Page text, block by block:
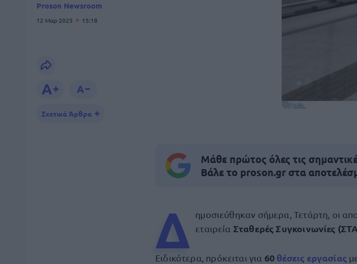
Proson Newsroom
12 Μαρ 2025 15:18
Σχετικά Άρθρα
Μάθε πρώτος όλες τις
Βάλε το proson.gr στα
Δ ημοσιεύθηκαν σήμερα, Τετάρτη, οι
εταιρεία Σταθερές Συγκοινωνίες
Ειδικότερα, πρόκειται για 60 θέσεις εργασίας